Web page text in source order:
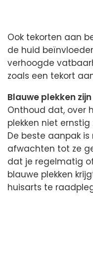
Ook tekorten aan
de huid
verhoogde
zoals een tekort
Blauwe plekken
Onthoud dat, over
plekken niet
De beste aanpak
afwachten tot ze
dat je regelmatig
blauwe plekken
huisarts te